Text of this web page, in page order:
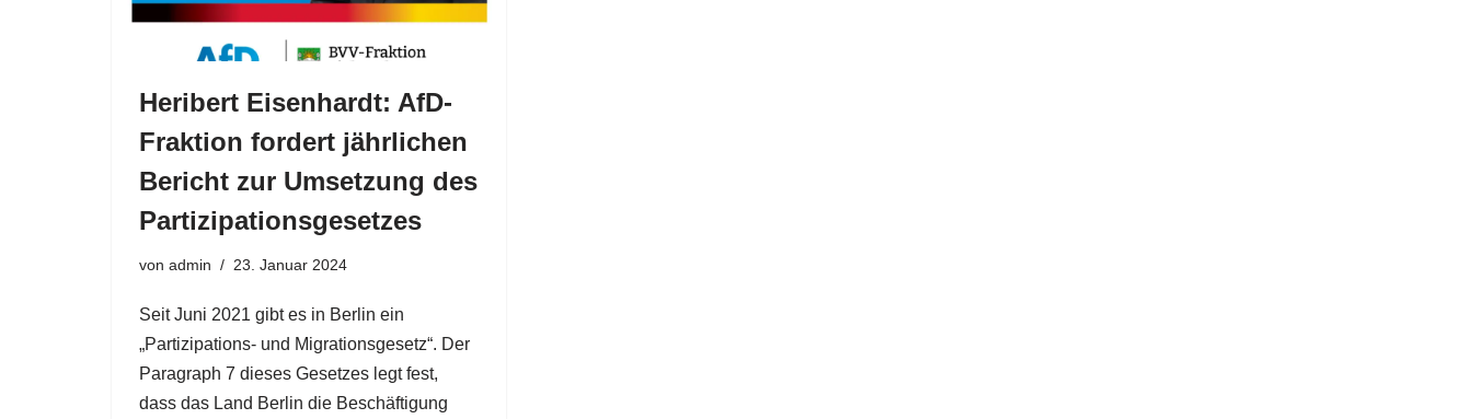
Heribert Eisenhardt: AfD-
Fraktion fordert jährlichen
Bericht zur Umsetzung des
Partizipationsgesetzes
von admin 23. Januar 2024
Seit Juni 2021 gibt es in Berlin ein
„Partizipations- und Migrationsgesetz“. Der
Paragraph 7 dieses Gesetzes legt fest,
dass das Land Berlin die Beschäftigung